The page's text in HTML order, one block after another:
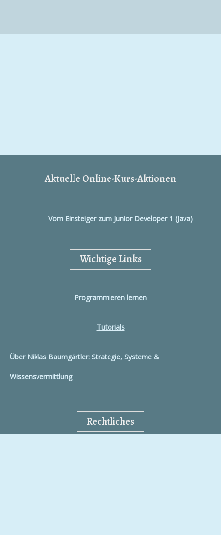
Aktuelle Online-Kurs-Aktionen
Vom Einsteiger zum Junior Developer 1 (Java)
Wichtige Links
Programmieren lernen
Tutorials
Über Niklas Baumgärtler: Strategie, Systeme &
Wissensvermittlung
Rechtliches